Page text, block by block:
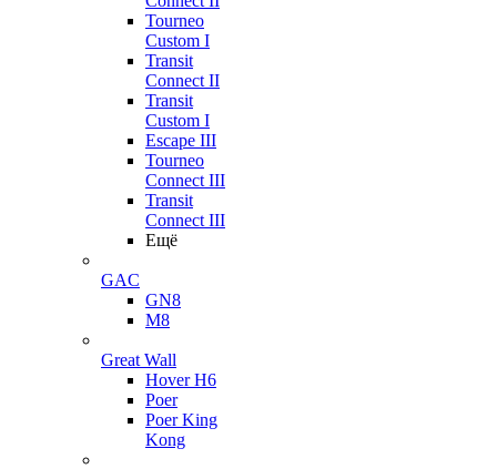
Tourneo
Custom I
Transit
Connect II
Transit
Custom I
Escape III
Tourneo
Connect III
Transit
Connect III
Ещё
GAC
GN8
M8
Great Wall
Hover H6
Poer
Poer King
Kong